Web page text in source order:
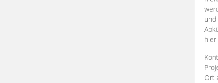
und
Ort